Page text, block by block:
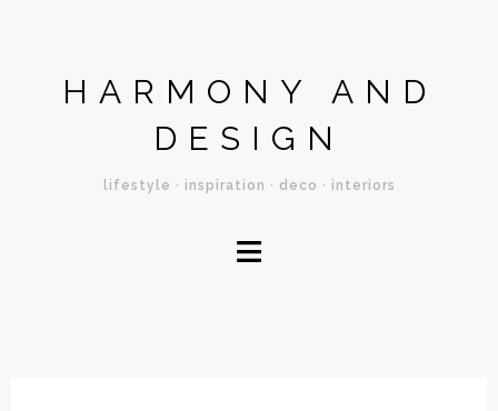
HARMONY AND
DESIGN
lifestyle · inspiration · deco · interiors
≡